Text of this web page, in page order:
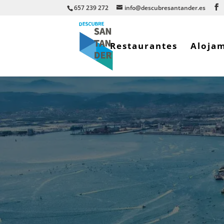
657 239 272 info@descubresantander.es
Restaurantes